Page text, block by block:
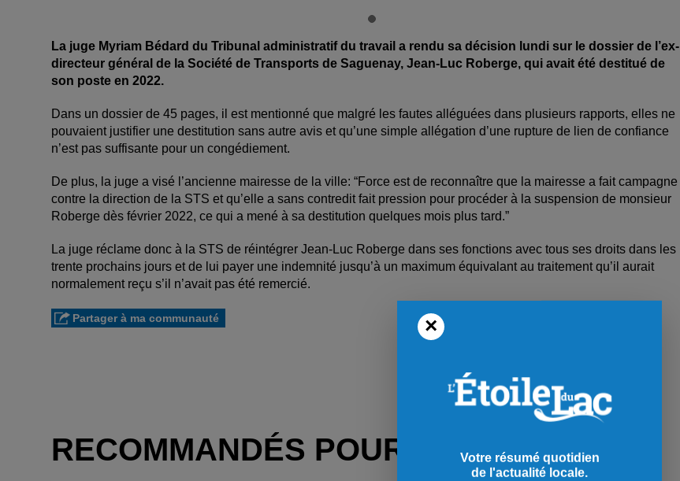
La juge Myriam Bédard du Tribunal administratif du travail a rendu sa décision lundi sur le dossier de l’ex-
directeur général de la Société de Transports de Saguenay, Jean-Luc Roberge, qui avait été destitué de
son poste en 2022.
Dans un dossier de 45 pages, il est mentionné que malgré les fautes alléguées dans plusieurs rapports, elles ne
pouvaient justifier une destitution sans autre avis et qu’une simple allégation d’une rupture de lien de confiance
n’est pas suffisante pour un congédiement.
De plus, la juge a visé l’ancienne mairesse de la ville: “Force est de reconnaître que la mairesse a fait campagne
contre la direction de la STS et qu’elle a sans contredit fait pression pour procéder à la suspension de monsieur
Roberge dès février 2022, ce qui a mené à sa destitution quelques mois plus tard.”
La juge réclame donc à la STS de réintégrer Jean-Luc Roberge dans ses fonctions avec tous ses droits dans les
trente prochains jours et de lui payer une indemnité jusqu’à un maximum équivalant au traitement qu’il aurait
normalement reçu s’il n’avait pas été remercié.
Partager à ma communauté
RECOMMANDÉS POUR VOUS
×
Votre résumé quotidien
de l'actualité locale.